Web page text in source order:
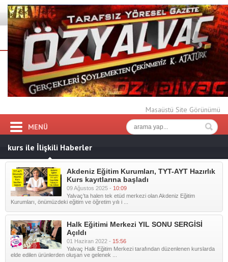
Masaüstü Site Görünümü
MENÜ
kurs ile İlişkili Haberler
Akdeniz Eğitim Kurumları, TYT-AYT Hazırlık
Kurs kayıtlarına başladı
09 Ağustos 2025 - 10:09
Yalvaç’ta halen tek etüd merkezi olan Akdeniz Eğitim
Kurumları, önümüzdeki eğitim ve öğretim yılı i ...
Halk Eğitimi Merkezi YIL SONU SERGİSİ
Açıldı
01 Haziran 2022 - 15:56
Yalvaç Halk Eğitim Merkezi tarafından düzenlenen kurslarda
elde edilen ürünlerden oluşan ve gelenek ...